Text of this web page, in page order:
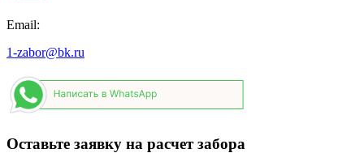
Email:
1-zabor@bk.ru
Оставьте заявку на расчет забора